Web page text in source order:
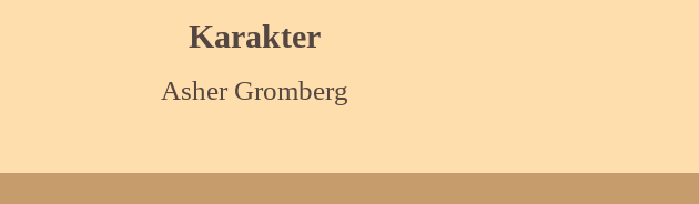
Karakter
Asher Gromberg